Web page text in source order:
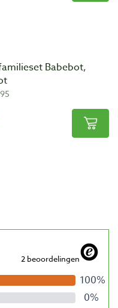
Babebot,